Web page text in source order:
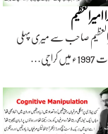
امیرالعظیم
صاحب سے میری پہلی
کراچی…